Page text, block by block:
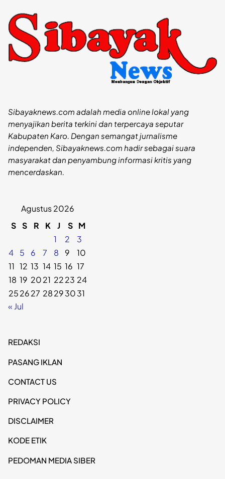
Sibayaknews.com adalah media online lokal yang
menyajikan berita terkini dan terpercaya seputar
Kabupaten Karo. Dengan semangat jurnalisme
independen, Sibayaknews.com hadir sebagai suara
masyarakat dan penyambung informasi kritis yang
mencerdaskan.
Agustus 2026
S S R K J S M
1
2
3
4
5 6 7 8 9
10
11 12 13 14 15 16 17
18 19 2021 2223 24
252627 28293031
« Jul
REDAKSI
PASANG IKLAN
CONTACT US
PRIVACY POLICY
DISCLAIMER
KODE ETIK
PEDOMAN MEDIA SIBER